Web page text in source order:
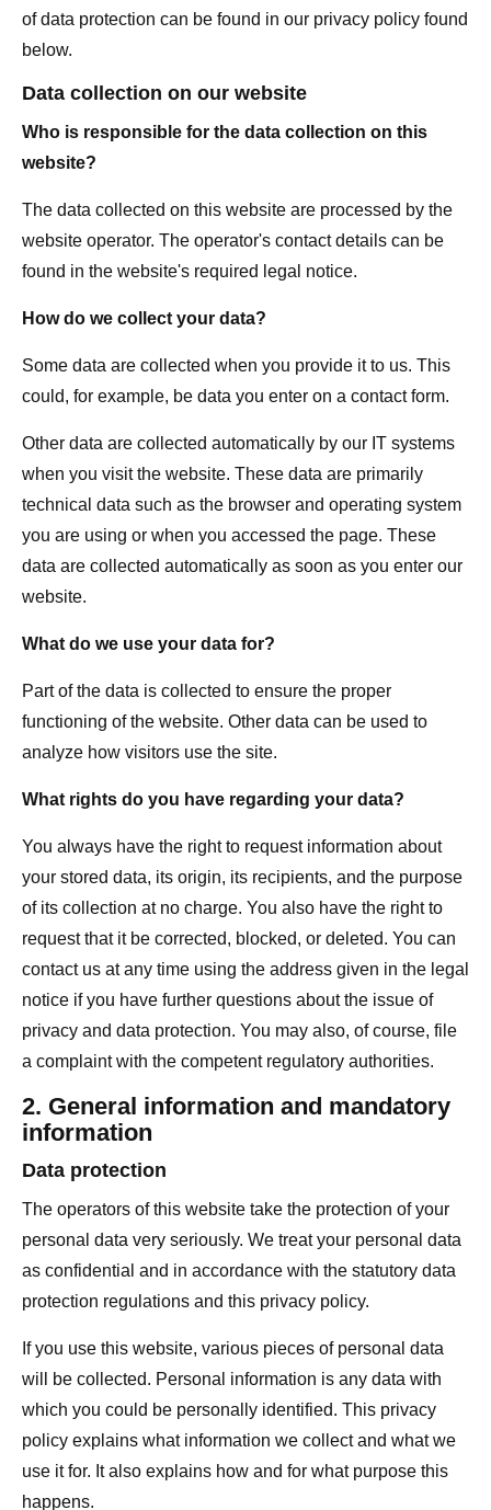
of data protection can be found in our privacy policy found
below.
Data collection on our website
Who is responsible for the data collection on this
website?
The data collected on this website are processed by the
website operator. The operator's contact details can be
found in the website's required legal notice.
How do we collect your data?
Some data are collected when you provide it to us. This
could, for example, be data you enter on a contact form.
Other data are collected automatically by our IT systems
when you visit the website. These data are primarily
technical data such as the browser and operating system
you are using or when you accessed the page. These
data are collected automatically as soon as you enter our
website.
What do we use your data for?
Part of the data is collected to ensure the proper
functioning of the website. Other data can be used to
analyze how visitors use the site.
What rights do you have regarding your data?
You always have the right to request information about
your stored data, its origin, its recipients, and the purpose
of its collection at no charge. You also have the right to
request that it be corrected, blocked, or deleted. You can
contact us at any time using the address given in the legal
notice if you have further questions about the issue of
privacy and data protection. You may also, of course, file
a complaint with the competent regulatory authorities.
2. General information and mandatory
information
Data protection
The operators of this website take the protection of your
personal data very seriously. We treat your personal data
as confidential and in accordance with the statutory data
protection regulations and this privacy policy.
If you use this website, various pieces of personal data
will be collected. Personal information is any data with
which you could be personally identified. This privacy
policy explains what information we collect and what we
use it for. It also explains how and for what purpose this
happens.